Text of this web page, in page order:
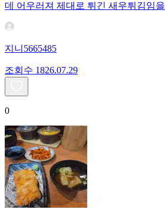
데 어우러져 제대로 튀긴 새우튀김임
지니5665485
조회수 1826.07.29
0